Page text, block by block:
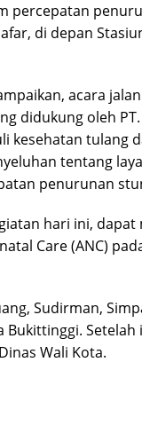
percepatan
di depan
acara
didukung oleh
kesehatan tulang
tentang
penurunan
hari ini,
Care (ANC)
Sudirman,
Wali Kota.